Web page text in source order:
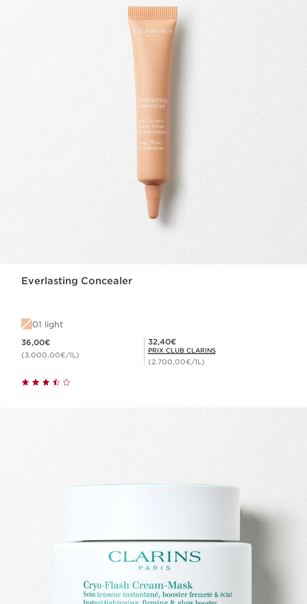
Everlasting Concealer
01 light
36,00€
(3.000,00€/1L)
Prix Club Clarins 32,40€
32,40€
PRIX CLUB CLARINS
(2.700,00€/1L)